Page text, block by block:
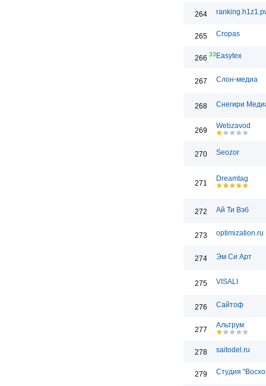
264
265 Cropas
266 33 Easytex
267 Слон-медиа
268 Снегири
269
Webzavod
270 Seozor
271
Dreamtag
272 Ай Ти Вэб
273 optimization.ru
274 Эм Си Арт
275 VISALI
276 Сайтоф
277
Альтрум
278 saitodel.ru
279 Студия